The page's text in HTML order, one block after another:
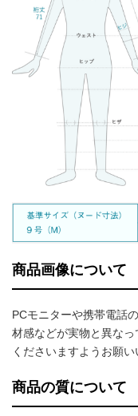
商品画像について
PCモニターや携帯電話
材感などが実物と異な
くださいますようお願い
商品の質について